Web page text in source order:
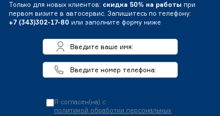
Только для новых клиентов: скидка 50% на работы при
первом визите в автосервис. Запишитесь по телефону:
+7 (343)302-17-80 или заполните форму ниже
Я согласен(на) с
политикой обработки персональных